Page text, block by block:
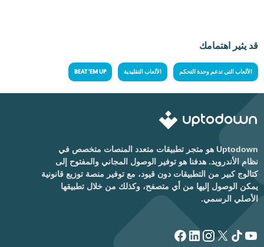
قد يثير اهتمامك
الألعاب التي تدعم وحدة التحكم الألعاب التقليدية BEAT 'EM UP
Uptodown هو متجر تطبيقات متعدد المنصات متخصص في
نظام الأندرويد. هدفنا هو توفير الوصول المجاني والمفتوح إلى
كتالوج كبير من التطبيقات دون قيود، مع توفير منصة توزيع قانونية
يمكن الوصول إليها من أي متصفح، وكذلك من خلال تطبيقها
الأصلي الرسمي.